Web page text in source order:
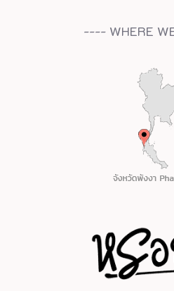
---- WHERE